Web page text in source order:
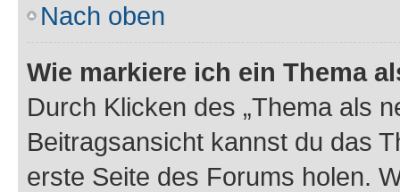
Nach oben
Wie markiere ich ein Thema
Durch Klicken des „Thema als
Beitragsansicht kannst du das
erste Seite des Forums holen.